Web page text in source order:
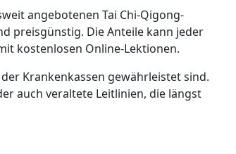
angebotenen Tai Chi-Qigong-
preisgünstig. Die Anteile kann jeder
kostenlosen Online-Lektionen.
Krankenkassen gewährleistet sind.
auch veraltete Leitlinien, die längst